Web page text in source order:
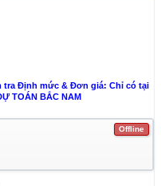
tra Định mức & Đơn giá: Chỉ có tại
TOÁN BẮC NAM
Offline